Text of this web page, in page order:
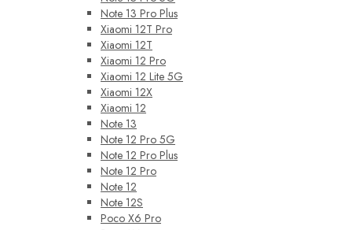
Note 13 Pro Plus
Xiaomi 12T Pro
Xiaomi 12T
Xiaomi 12 Pro
Xiaomi 12 Lite 5G
Xiaomi 12X
Xiaomi 12
Note 13
Note 12 Pro 5G
Note 12 Pro Plus
Note 12 Pro
Note 12
Note 12S
Poco X6 Pro